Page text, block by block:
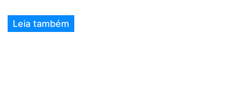
Leia também